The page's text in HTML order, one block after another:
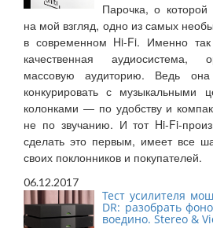
Парочка, о которой
на мой взгляд, одно из самых
в современном Hi-Fi. Именно
качественная аудиосистема,
массовую аудиторию. Ведь
конкурировать с музыкальными
колонками — по удобству и
не по звучанию. И тот Hi-Fi-
сделать это первым, имеет все
своих поклонников и покупателей.
06.12.2017
Тест усилителя
DR: разобрать
воедино. Stereo &